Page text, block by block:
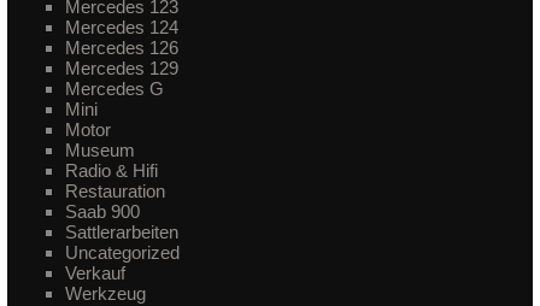
Mercedes 123
Mercedes 124
Mercedes 126
Mercedes 129
Mercedes G
Mini
Motor
Museum
Radio & Hifi
Restauration
Saab 900
Sattlerarbeiten
Uncategorized
Verkauf
Werkzeug